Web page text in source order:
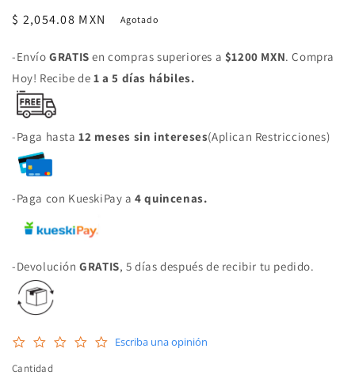
Precio
$ 2,054.08 MXN Agotado
-EnvíoGRATIS en compras superiores a $1200 MXN. Compra
Hoy! Recibe de 1 a 5 días hábiles.
-Paga hasta12 meses sin intereses(Aplican Restricciones)
-Paga con KueskiPay a4 quincenas.
-DevoluciónGRATIS, 5 días después de recibir tu pedido.
0.0
Escriba una opinión
Cantidad